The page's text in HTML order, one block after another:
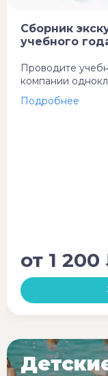
Сборник
учебного
Проводите
компании
от 1 200